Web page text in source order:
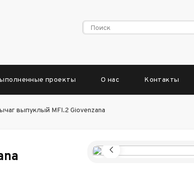
проекты О нас Контакты
выпуклый MFI.2 Giovenzana